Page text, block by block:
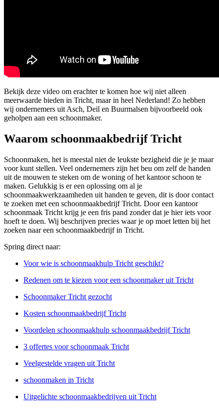
Bekijk deze video om erachter te komen hoe wij niet alleen
meerwaarde bieden in Tricht, maar in heel Nederland! Zo hebben
wij ondernemers uit Asch, Deil en Buurmalsen bijvoorbeeld ook
geholpen aan een schoonmaker.
Waarom schoonmaakbedrijf Tricht
Schoonmaken, het is meestal niet de leukste bezigheid die je je maar
voor kunt stellen. Veel ondernemers zijn het beu om zelf de handen
uit de mouwen te steken om de woning of het kantoor schoon te
maken. Gelukkig is er een oplossing om al je
schoonmaakwerkzaamheden uit handen te geven, dit is door contact
te zoeken met een schoonmaakbedrijf Tricht. Door een kantoor
schoonmaak Tricht krijg je een fris pand zonder dat je hier iets voor
hoeft te doen. Wij beschrijven precies waar je op moet letten bij het
zoeken naar een schoonmaakbedrijf in Tricht.
Spring direct naar:
Voor wie is schoonmaakhulp Tricht geschikt?
Redenen om te kiezen voor een schoonmaker uit Tricht
Schoonmaker Tricht gezocht
Kosten schoonmaakbedrijf Tricht
Voordelen schoonmaakhulp schoonmaakbedrijf Tricht
3 offertes voor schoonmaak Tricht
Veelgestelde vragen uit Tricht
schoonmaken in Tricht
Uitgelichte schoonmaakbedrijven uit Tricht